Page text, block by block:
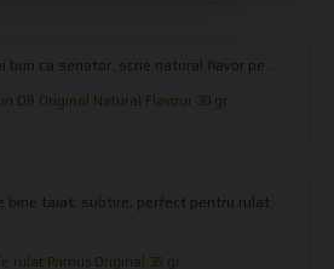
bun ca senator. scrie natural flavor pe...
DB Original Natural Flavour 30 gr
bine taiat, subtire, perfect pentru rulat
rulat Primus Original 35 gr